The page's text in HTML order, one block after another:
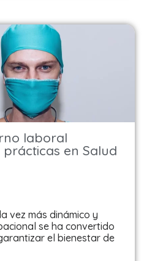
laboral
en Salud
vez más dinámico y
se ha convertido
el bienestar de